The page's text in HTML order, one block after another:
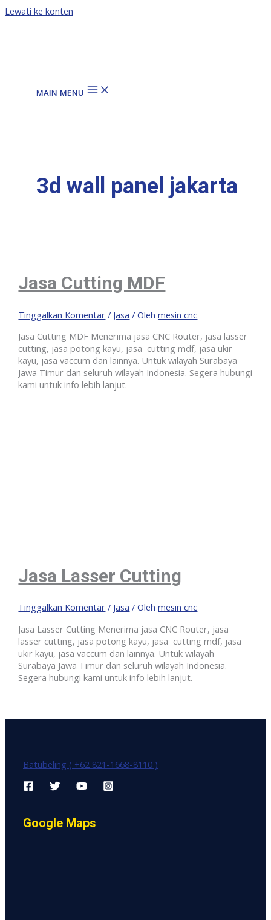
Lewati ke konten
MAIN MENU
3d wall panel jakarta
Jasa Cutting MDF
Tinggalkan Komentar / Jasa / Olehmesin cnc
Jasa Cutting MDF Menerima jasa CNC Router, jasa lasser
cutting, jasa potong kayu, jasa cutting mdf, jasa ukir
kayu, jasa vaccum dan lainnya. Untuk wilayah Surabaya
Jawa Timur dan seluruh wilayah Indonesia. Segera hubungi
kami untuk info lebih lanjut.
Jasa Lasser Cutting
Tinggalkan Komentar / Jasa / Olehmesin cnc
Jasa Lasser Cutting Menerima jasa CNC Router, jasa
lasser cutting, jasa potong kayu, jasa cutting mdf, jasa
ukir kayu, jasa vaccum dan lainnya. Untuk wilayah
Surabaya Jawa Timur dan seluruh wilayah Indonesia.
Segera hubungi kami untuk info lebih lanjut.
Batubeling ( +62 821-1668-8110 )
Google Maps